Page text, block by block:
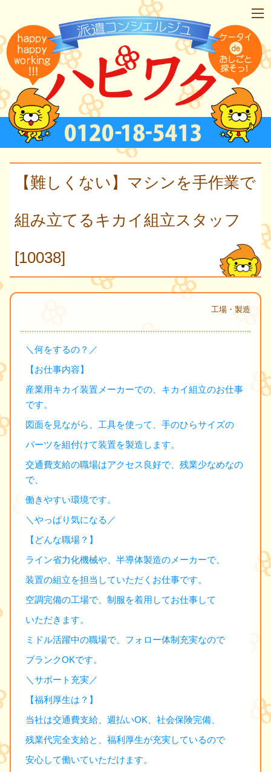
【難しくない】マシンを手作業で
組み立てるキカイ組立スタッフ
[10038]
工場・製造
＼何をするの？／
【お仕事内容】
産業用キカイ装置メーカーでの、キカイ組立のお仕事
です。
図面を見ながら、工具を使って、手のひらサイズの
パーツを組付けて装置を製造します。
交通費支給の職場はアクセス良好で、残業少なめなの
で、
働きやすい環境です。
＼やっぱり気になる／
【どんな職場？】
ライン省力化機械や、半導体製造のメーカーで、
装置の組立を担当していただくお仕事です。
空調完備の工場で、制服を着用してお仕事して
いただきます。
ミドル活躍中の職場で、フォロー体制充実なので
ブランクOKです。
＼サポート充実／
【福利厚生は？】
当社は交通費支給、週払いOK、社会保険完備、
残業代完全支給と、福利厚生が充実しているので
安心して働いていただけます。